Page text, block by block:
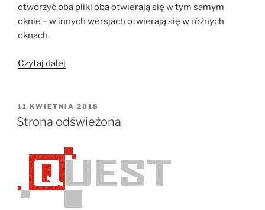
otworzyć oba pliki oba otwierają się w tym samym
oknie – w innych wersjach otwierają się w różnych
oknach.
Czytaj dalej
osobnych
oknach”
OPUBLIKOWANE
W
11 KWIETNIA 2018
Strona odświeżona